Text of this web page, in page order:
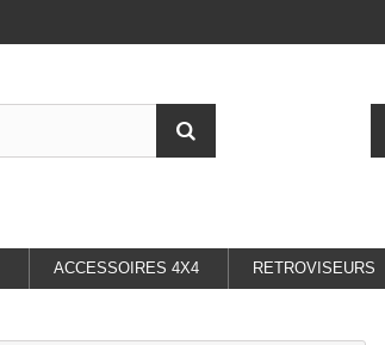
ACCESSOIRES 4X4 RETROVISEURS